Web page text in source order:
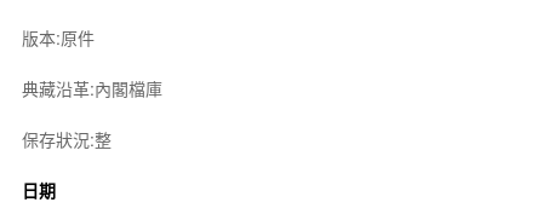
版本:原件
典藏沿革:內閣檔庫
保存狀況:整
日期